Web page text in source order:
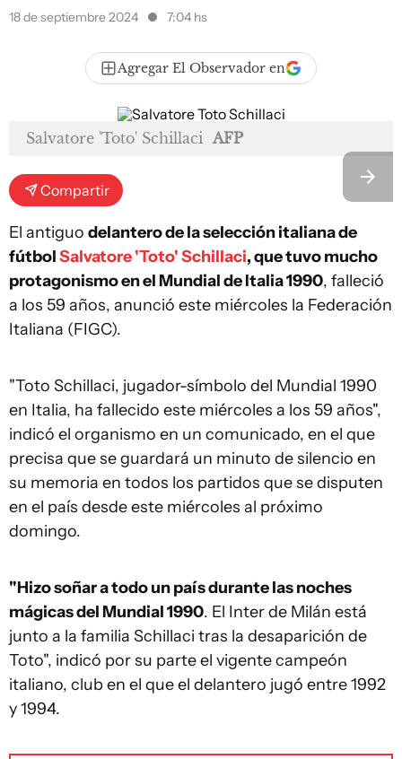
18 de septiembre 2024 7:04 hs
Agregar El Observador en
Salvatore 'Toto' Schillaci AFP
Compartir
El antiguo delantero de la selección italiana de
fútbolSalvatore 'Toto' Schillaci, que tuvo mucho
protagonismo en el Mundial de Italia 1990, falleció
a los 59 años, anunció este miércoles la Federación
Italiana (FIGC).
"Toto Schillaci, jugador-símbolo del Mundial 1990
en Italia, ha fallecido este miércoles a los 59 años",
indicó el organismo en un comunicado, en el que
precisa que se guardará un minuto de silencio en
su memoria en todos los partidos que se disputen
en el país desde este miércoles al próximo
domingo.
"Hizo soñar a todo un país durante las noches
mágicas del Mundial 1990. El Inter de Milán está
junto a la familia Schillaci tras la desaparición de
Toto", indicó por su parte el vigente campeón
italiano, club en el que el delantero jugó entre 1992
y 1994.